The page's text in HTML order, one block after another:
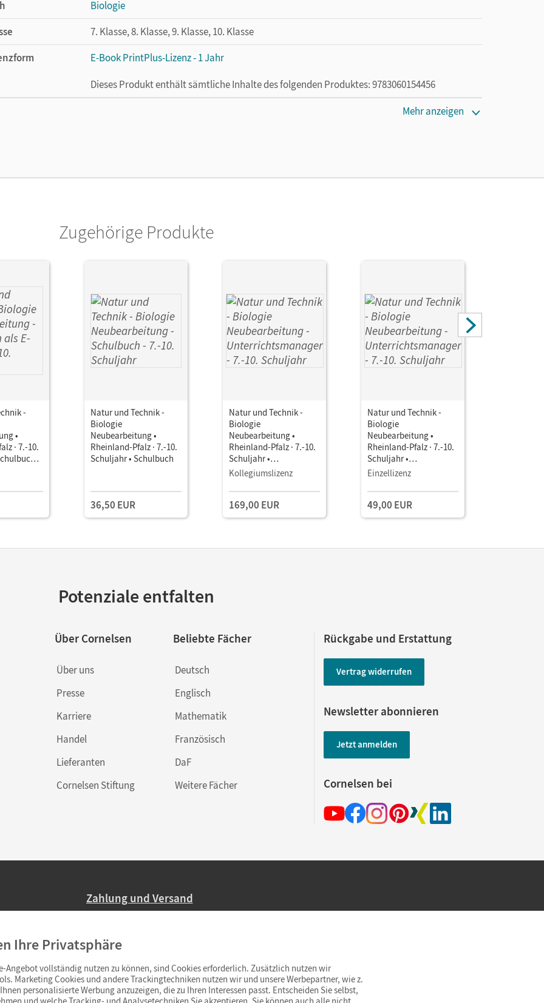
Biologie
7. Klasse, 8. Klasse, 9. Klasse, 10. Klasse
E-Book PrintPlus-Lizenz - 1 Jahr
Dieses Produkt enthält sämtliche Inhalte des folgenden Produktes: 9783060154456
Cornelsen Verlag
Sabine; Hintzen, Oliver; Weickenmeier, Ribana
Mehr anzeigen
Zugehörige Produkte
-
•
· 7.-10.
Natur und Technik -
Biologie
Neubearbeitung •
Rheinland-Pfalz · 7.-10.
Schuljahr • Schulbuch
36,50 EUR
Natur und Technik -
Biologie
Neubearbeitung •
Rheinland-Pfalz · 7.-10.
Schuljahr •
Unterrichtsmanager E-
Book mit
Lehrkräftematerialien
und Planungstools
Kollegiumslizenz
169,00 EUR
Natur und Technik -
Biologie
Neubearbeitung •
Rheinland-Pfalz · 7.-10.
Schuljahr •
Unterrichtsmanager E-
Lehrkräftematerialien
und Planungstools
Einzellizenz
49,00 EUR
Potenziale entfalten
Über Cornelsen
Über uns
Presse
Karriere
Handel
Lieferanten
Cornelsen Stiftung
Beliebte Fächer
Deutsch
Englisch
Mathematik
Französisch
DaF
Weitere Fächer
Rückgabe und Erstattung
Vertrag widerrufen
Newsletter abonnieren
Jetzt anmelden
Cornelsen bei
Zahlung und Versand
Ab 59,– EUR Bestellwert liefern wir versandkostenfrei innerhalb Deutschlands
(Lieferung in 3–6 Tagen).
Ihre Privatsphäre
Angebot vollständig nutzen zu können, sind Cookies erforderlich. Zusätzlich nutzen wir
Marketing Cookies und andere Trackingtechniken nutzen wir und unsere Werbepartner, wie z.
personalisierte Werbung anzuzeigen, die zu Ihren Interessen passt. Entscheiden Sie selbst,